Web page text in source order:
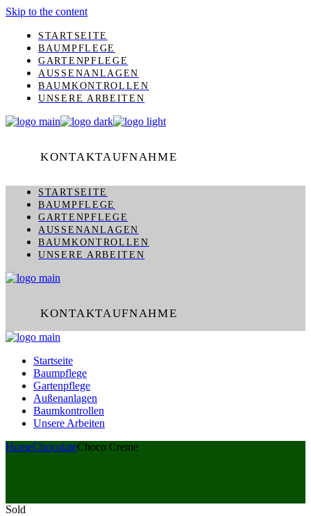
Skip to the content
STARTSEITE
BAUMPFLEGE
GARTENPFLEGE
AUSSENANLAGEN
BAUMKONTROLLEN
UNSERE ARBEITEN
KONTAKTAUFNAHME
STARTSEITE
BAUMPFLEGE
GARTENPFLEGE
AUSSENANLAGEN
BAUMKONTROLLEN
UNSERE ARBEITEN
KONTAKTAUFNAHME
Startseite
Baumpflege
Gartenpflege
Außenanlagen
Baumkontrollen
Unsere Arbeiten
HomeChocolateChoco Creme
Sold